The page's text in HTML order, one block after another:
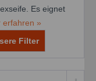
Es eignet
erfahren »
Filter